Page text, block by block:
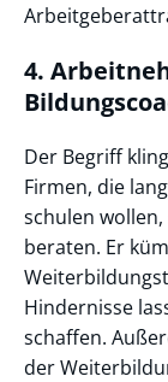
4.
Der Begriff
Firmen, die
schulen
beraten. Er
Hindernisse
schaffen.
der